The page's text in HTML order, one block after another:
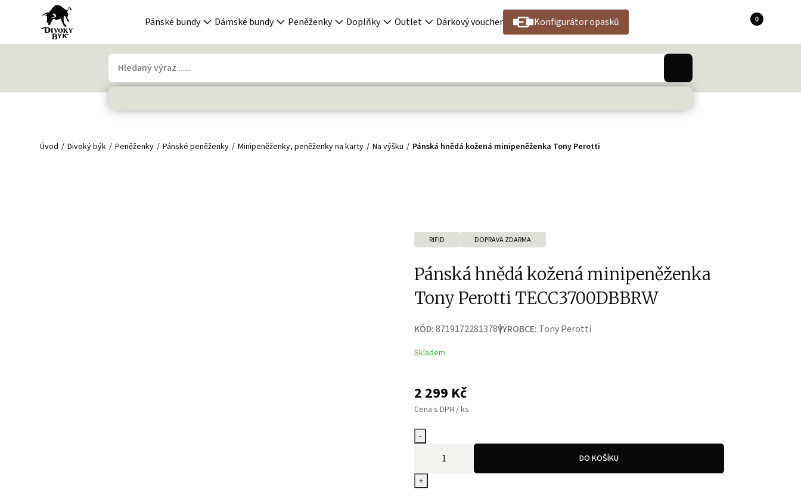
Pánské bundy Dámské bundy Peněženky Doplňky Outlet Dárkový voucher Konfigurátor opasků 0
Úvod Divoký býk Peněženky Pánské peněženky Minipeněženky, peněženky na karty Na výšku Pánská hnědá kožená minipeněženka Tony Perotti
RIFID DOPRAVA ZDARMA
Pánská hnědá kožená minipeněženka
Tony Perotti TECC3700DBBRW
KÓD:8719172281378VÝROBCE: Tony Perotti
Skladem
2 299 Kč
Cena s DPH / ks
-
+
DO KOŠÍKU